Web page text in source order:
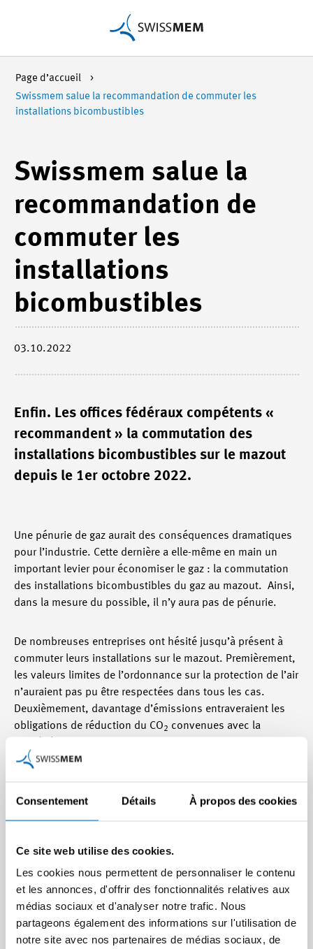
Consentement Détails À propos des cookies
Ce site web utilise des cookies.
Les cookies nous permettent de personnaliser le contenu
et les annonces, d'offrir des fonctionnalités relatives aux
médias sociaux et d'analyser notre trafic. Nous
partageons également des informations sur l'utilisation de
notre site avec nos partenaires de médias sociaux, de
Page d’accueil
Swissmem salue la recommandation de commuter les
installations bicombustibles
Swissmem salue la
recommandation de
commuter les
installations
bicombustibles
03.10.2022
Enfin. Les offices fédéraux compétents «
recommandent » la commutation des
installations bicombustibles sur le mazout
depuis le 1er octobre 2022.
Une pénurie de gaz aurait des conséquences dramatiques
pour l’industrie. Cette dernière a elle-même en main un
important levier pour économiser le gaz : la commutation
des installations bicombustibles du gaz au mazout. Ainsi,
dans la mesure du possible, il n’y aura pas de pénurie.
De nombreuses entreprises ont hésité jusqu’à présent à
commuter leurs installations sur le mazout. Premièrement,
les valeurs limites de l’ordonnance sur la protection de l’air
n’auraient pas pu être respectées dans tous les cas.
Deuxièmement, davantage d’émissions entraveraient les
obligations de réduction du CO2 convenues avec la
crée à présent une sécurité juridique puisqu’elle était la
correspondants dans l’ordonnance sur la protection de
À présent, l’accent est à nouveau mis sur les défis